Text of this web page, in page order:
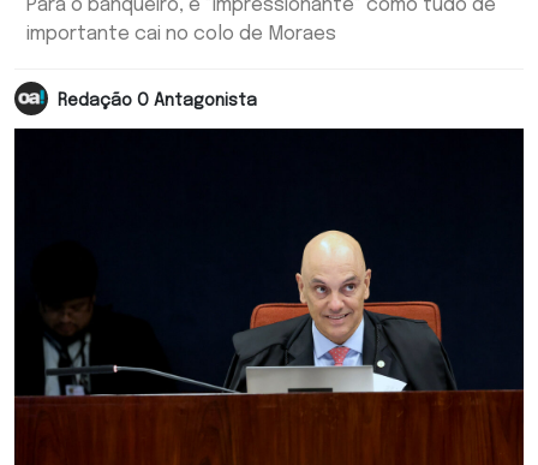
Para o banqueiro, é "impressionante" como tudo de
importante cai no colo de Moraes
Redação O Antagonista